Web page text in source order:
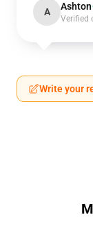
A Ashton
Verified
Write your